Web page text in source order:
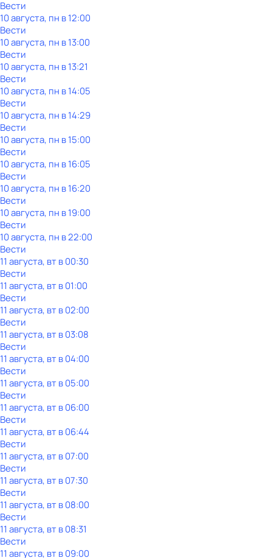
Вести
10 августа, пн в 12:00
Вести
10 августа, пн в 13:00
Вести
10 августа, пн в 13:21
Вести
10 августа, пн в 14:05
Вести
10 августа, пн в 14:29
Вести
10 августа, пн в 15:00
Вести
10 августа, пн в 16:05
Вести
10 августа, пн в 16:20
Вести
10 августа, пн в 19:00
Вести
10 августа, пн в 22:00
Вести
11 августа, вт в 00:30
Вести
11 августа, вт в 01:00
Вести
11 августа, вт в 02:00
Вести
11 августа, вт в 03:08
Вести
11 августа, вт в 04:00
Вести
11 августа, вт в 05:00
Вести
11 августа, вт в 06:00
Вести
11 августа, вт в 06:44
Вести
11 августа, вт в 07:00
Вести
11 августа, вт в 07:30
Вести
11 августа, вт в 08:00
Вести
11 августа, вт в 08:31
Вести
11 августа, вт в 09:00